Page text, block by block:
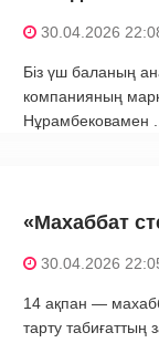
30.04.2026
Біз үш баланың
компанияның
Нұрамбековамен ...
«Махаббат
30.04.2026
14 ақпан —
тарту табиғаттың